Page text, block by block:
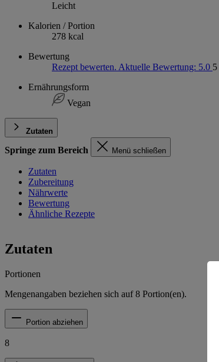
Leicht
Kalorien / Portion
278 kcal
Bewertung
Rezept bewerten. Aktuelle Bewertung: 5.0 5
Ernährungsform
Vegan
Zutaten
Springe zum Bereich Menü schließen
Zutaten
Zubereitung
Nährwerte
Bewertung
Ähnliche Rezepte
Zutaten
Portionen
Mengenangaben beziehen sich auf8 Portion(en).
Portion abziehen
8